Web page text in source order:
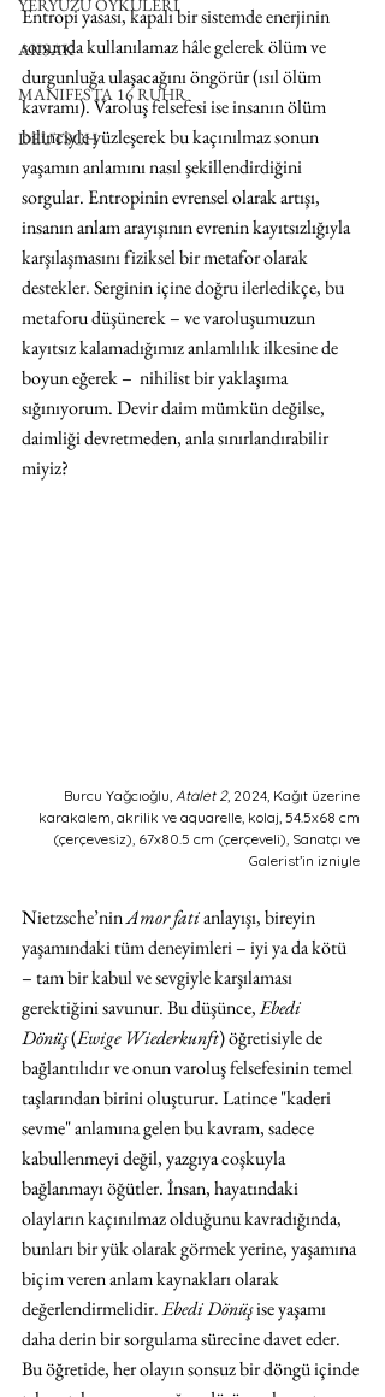
YERYÜZÜ ÖYKÜLERİ
AKSAK
MANIFESTA 16 RUHR
DEUTSCH
Entropi yasası, kapalı bir sistemde enerjinin
sonunda kullanılamaz hâle gelerek ölüm ve
durgunluğa ulaşacağını öngörür (ısıl ölüm
kavramı). Varoluş felsefesi ise insanın ölüm
bilinciyle yüzleşerek bu kaçınılmaz sonun
yaşamın anlamını nasıl şekillendirdiğini
sorgular. Entropinin evrensel olarak artışı,
insanın anlam arayışının evrenin kayıtsızlığıyla
karşılaşmasını fiziksel bir metafor olarak
destekler. Serginin içine doğru ilerledikçe, bu
metaforu düşünerek – ve varoluşumuzun
kayıtsız kalamadığımız anlamlılık ilkesine de
boyun eğerek –  nihilist bir yaklaşıma
sığınıyorum. Devir daim mümkün değilse,
daimliği devretmeden, anla sınırlandırabilir
miyiz?
Burcu Yağcıoğlu, Atalet 2, 2024, Kağıt üzerine
karakalem, akrilik ve aquarelle, kolaj, 54.5x68 cm
(çerçevesiz), 67x80.5 cm (çerçeveli), Sanatçı ve
Galerist’in izniyle
Nietzsche’nin Amor fati anlayışı, bireyin
yaşamındaki tüm deneyimleri – iyi ya da kötü
– tam bir kabul ve sevgiyle karşılaması
gerektiğini savunur. Bu düşünce, Ebedi
Dönüş (Ewige Wiederkunft) öğretisiyle de
bağlantılıdır ve onun varoluş felsefesinin temel
taşlarından birini oluşturur. Latince "kaderi
sevme" anlamına gelen bu kavram, sadece
kabullenmeyi değil, yazgıya coşkuyla
bağlanmayı öğütler. İnsan, hayatındaki
olayların kaçınılmaz olduğunu kavradığında,
bunları bir yük olarak görmek yerine, yaşamına
biçim veren anlam kaynakları olarak
değerlendirmelidir. Ebedi Dönüş ise yaşamı
daha derin bir sorgulama sürecine davet eder.
Bu öğretide, her olayın sonsuz bir döngü içinde